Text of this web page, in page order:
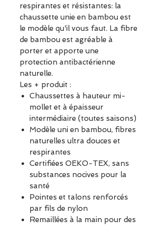
respirantes et résistantes: la
chaussette unie en bambou est
le modèle qu'il vous faut. La fibre
de bambou est agréable à
porter et apporte une
protection antibactérienne
naturelle.
Les + produit :
Chaussettes à hauteur mi-
mollet et à épaisseur
intermédiaire (toutes saisons)
Modèle uni en bambou, fibres
naturelles ultra douces et
respirantes
Certifiées OEKO-TEX, sans
substances nocives pour la
santé
Pointes et talons renforcés
par fils de nylon
Remaillées à la main pour des